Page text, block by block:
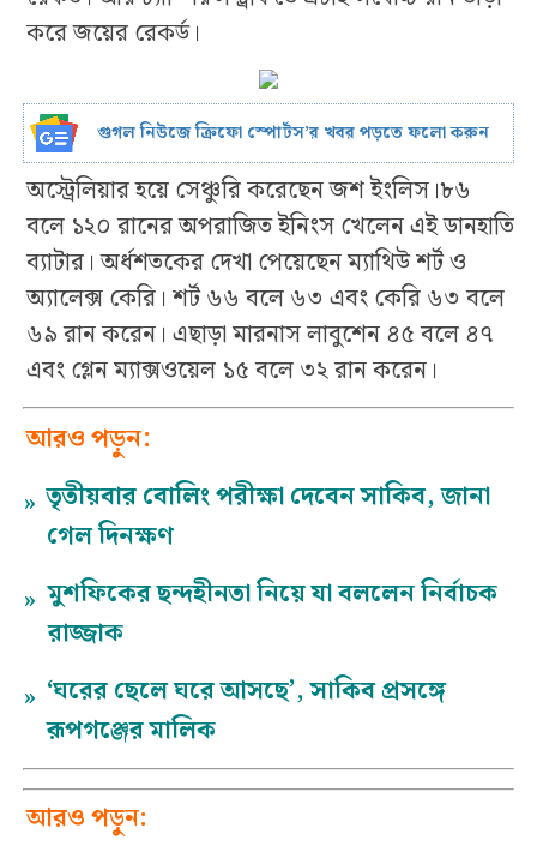
করে জয়ের রেকর্ড।
গুগল নিউজে ক্রিফো স্পোর্টস’র খবর পড়তে ফলো করুন
অস্ট্রেলিয়ার হয়ে সেঞ্চুরি করেছেন জশ ইংলিস।৮৬
বলে ১২০ রানের অপরাজিত ইনিংস খেলেন এই ডানহাতি
ব্যাটার। অর্ধশতকের দেখা পেয়েছেন ম্যাথিউ শর্ট ও
অ্যালেক্স কেরি। শর্ট ৬৬ বলে ৬৩ এবং কেরি ৬৩ বলে
৬৯ রান করেন। এছাড়া মারনাস লাবুশেন ৪৫ বলে ৪৭
এবং গ্লেন ম্যাক্সওয়েল ১৫ বলে ৩২ রান করেন।
আরও পড়ুন:
» তৃতীয়বার বোলিং পরীক্ষা দেবেন সাকিব, জানা
গেল দিনক্ষণ
» মুশফিকের ছন্দহীনতা নিয়ে যা বললেন নির্বাচক
রাজ্জাক
» ‘ঘরের ছেলে ঘরে আসছে’, সাকিব প্রসঙ্গে
রূপগঞ্জের মালিক
আরও পড়ুন: